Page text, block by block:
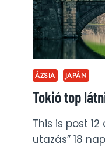
ÁZSIA JAPÁN
Tokió top
This is post
utazás” 18